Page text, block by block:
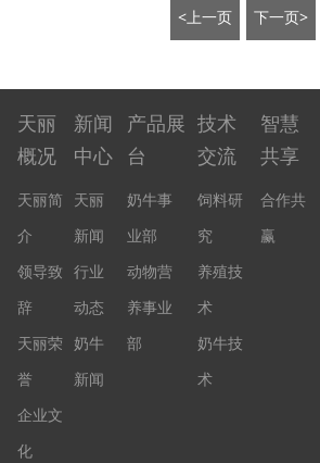
<上一页 下一页>
天丽
概况
天丽简
介
领导致
辞
天丽荣
誉
企业文
化
新闻
中心
天丽
新闻
行业
动态
奶牛
新闻
产品展
台
奶牛事
业部
动物营
养事业
部
技术
交流
饲料研
究
养殖技
术
奶牛技
术
智慧
共享
合作共
赢